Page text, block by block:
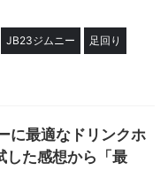
JB23ジムニー 足回り
に最適なドリンクホ
した感想から「最